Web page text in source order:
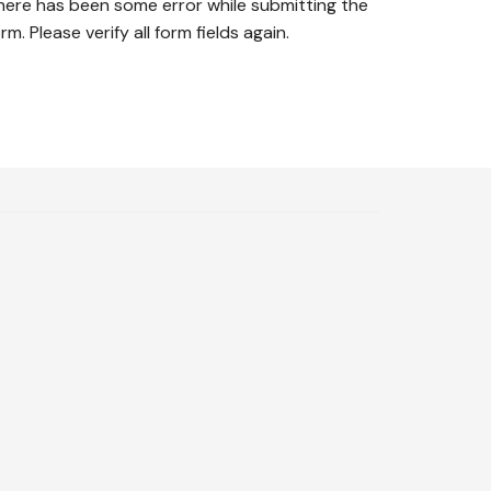
has been some error while submitting the
Please verify all form fields again.